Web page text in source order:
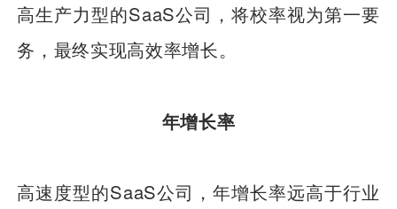
高生产力型的SaaS公司，将校率视为第一要
务，最终实现高效率增长。
年增长率
高速度型的SaaS公司，年增长率远高于行业